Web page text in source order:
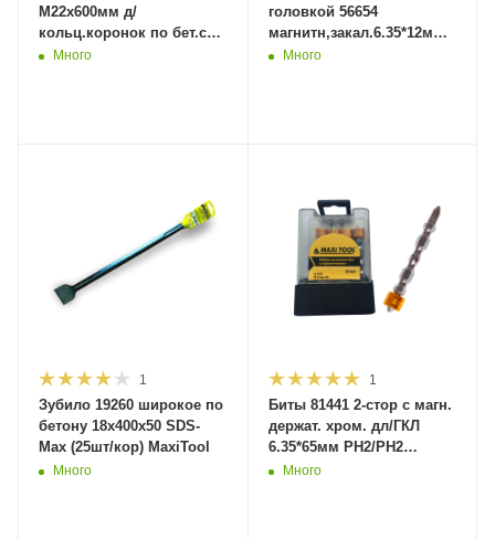
М22х600мм д/
кольц.коронок по бет.с
центрир.сверлом(15)Maxi
Много
головкой 56654
магнитн,закал.6.35*12мм*45мм
2шт в наборе
Много
1
Зубило 19260 широкое по
бетону 18х400х50 SDS-
Max (25шт/кор) MaxiTool
Много
1
Биты 81441 2-стор с магн.
держат. хром. дл/ГКЛ
6.35*65мм PH2/PH2
стальS2 10шт.(10/120)
Много